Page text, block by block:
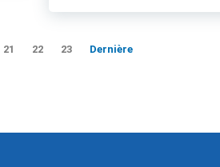
21 22 23 Dernière